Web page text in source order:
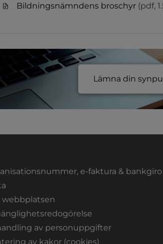
Bildningsnämndens broschyr (pdf,
Lämna din
e-faktura & bankgiro
Länk till annan webbplats.
webbplatsen
av personuppgifter
av kakor (cookies)